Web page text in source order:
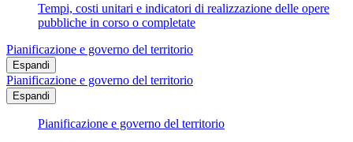
Tempi, costi unitari e indicatori di realizzazione delle opere
pubbliche in corso o completate
Pianificazione e governo del territorio
Espandi
Pianificazione e governo del territorio
Espandi
Pianificazione e governo del territorio